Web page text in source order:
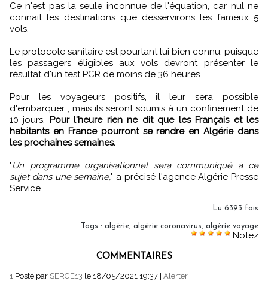
Ce n'est pas la seule inconnue de l'équation, car nul ne
connait les destinations que desservirons les fameux 5
vols.
Le protocole sanitaire est pourtant lui bien connu, puisque
les passagers éligibles aux vols devront présenter le
résultat d'un test PCR de moins de 36 heures.
Pour les voyageurs positifs, il leur sera possible
d'embarquer , mais ils seront soumis à un confinement de
10 jours.
Pour l'heure rien ne dit que les Français et les
habitants en France pourront se rendre en Algérie dans
les prochaines semaines.
"Un programme organisationnel sera communiqué à ce
sujet dans une semaine," a précisé l'agence Algérie Presse
Service.
Lu 6393 fois
Tags : algérie, algérie coronavirus, algérie voyage
Notez
COMMENTAIRES
1.Posté par SERGE13 le 18/05/2021 19:37 Alerter